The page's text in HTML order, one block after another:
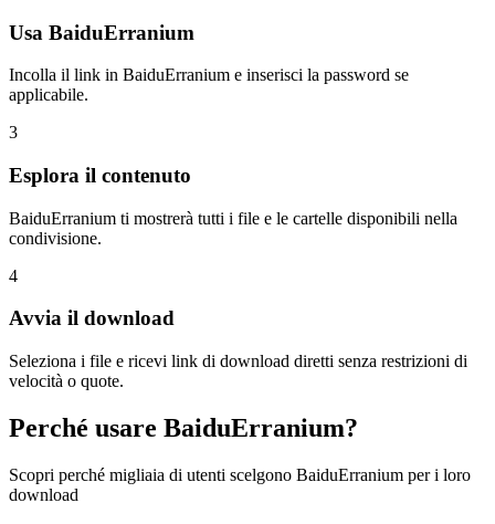
Usa BaiduErranium
Incolla il link in BaiduErranium e inserisci la password se
applicabile.
3
Esplora il contenuto
BaiduErranium ti mostrerà tutti i file e le cartelle disponibili nella
condivisione.
4
Avvia il download
Seleziona i file e ricevi link di download diretti senza restrizioni di
velocità o quote.
Perché usare BaiduErranium?
Scopri perché migliaia di utenti scelgono BaiduErranium per i loro
download